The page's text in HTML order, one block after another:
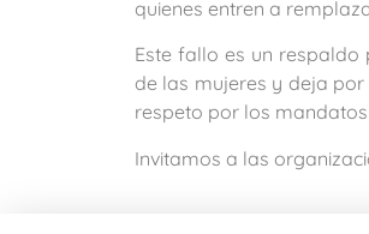
quienes entren a
Este fallo es un
de las mujeres y deja
respeto por los
Invitamos a las